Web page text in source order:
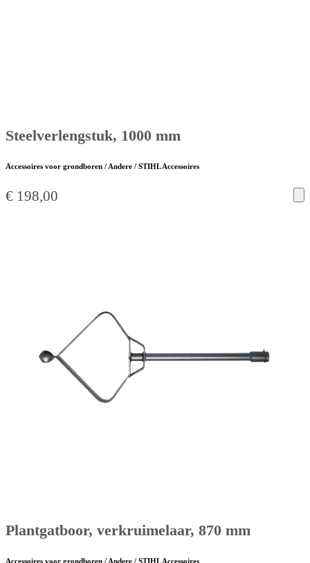
Steelverlengstuk, 1000 mm
Accessoires voor grondboren / Andere / STIHL Accessoires
€ 198,00
Plantgatboor, verkruimelaar, 870 mm
Accessoires voor grondboren / Andere / STIHL Accessoires